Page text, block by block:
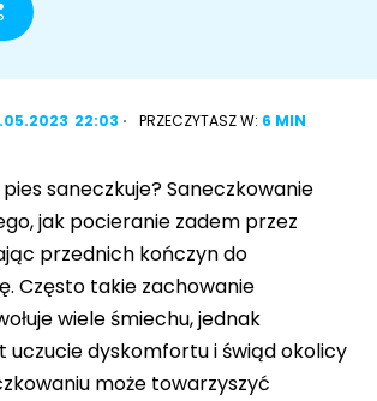
22:03 PRZECZYTASZ W: 6 MIN
saneczkuje? Saneczkowanie
jak pocieranie zadem przez
przednich kończyn do
Często takie zachowanie
wiele śmiechu, jednak
uczucie dyskomfortu i świąd okolicy
może towarzyszyć